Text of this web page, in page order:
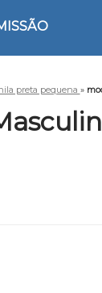
preta pequena »